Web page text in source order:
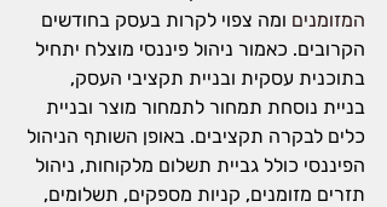
המזומנים ומה צפוי לקרות בעסק בחודשים
הקרובים. כאמור ניהול פיננסי מוצלח יתחיל
בתוכנית עסקית ובניית תקציבי העסק,
בניית נוסחת תמחור לתמחור מוצר ובניית
כלים לבקרה תקציבים. באופן השותף הניהול
הפיננסי כולל גביית תשלום מלקוחות, ניהול
תזרים מזומנים, קניות מספקים, תשלומים,